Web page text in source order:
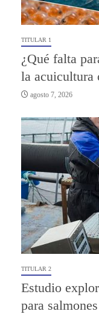
TITULAR 1
¿Qué falta
la acuicultura
agosto 7, 2026
TITULAR 2
Estudio
para